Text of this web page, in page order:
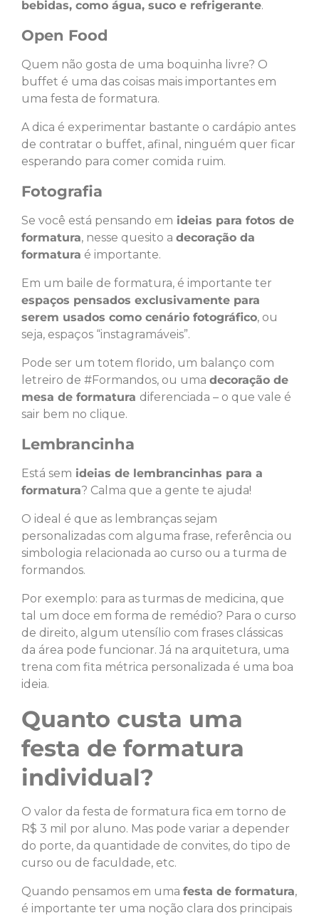
bebidas, como água, suco e refrigerante.
Open Food
Quem não gosta de uma boquinha livre? O
buffet é uma das coisas mais importantes em
uma festa de formatura.
A dica é experimentar bastante o cardápio antes
de contratar o buffet, afinal, ninguém quer ficar
esperando para comer comida ruim.
Fotografia
Se você está pensando em ideias para fotos de
formatura, nesse quesito a decoração da
formatura é importante.
Em um baile de formatura, é importante ter
espaços pensados exclusivamente para
serem usados como cenário fotográfico, ou
seja, espaços “instagramáveis”.
Pode ser um totem florido, um balanço com
letreiro de #Formandos, ou uma decoração de
mesa de formatura diferenciada – o que vale é
sair bem no clique.
Lembrancinha
Está sem ideias de lembrancinhas para a
formatura? Calma que a gente te ajuda!
O ideal é que as lembranças sejam
personalizadas com alguma frase, referência ou
simbologia relacionada ao curso ou a turma de
formandos.
Por exemplo: para as turmas de medicina, que
tal um doce em forma de remédio? Para o curso
de direito, algum utensílio com frases clássicas
da área pode funcionar. Já na arquitetura, uma
trena com fita métrica personalizada é uma boa
ideia.
Quanto custa uma
festa de formatura
individual?
O valor da festa de formatura fica em torno de
R$ 3 mil por aluno. Mas pode variar a depender
do porte, da quantidade de convites, do tipo de
curso ou de faculdade, etc.
Quando pensamos em uma festa de formatura,
é importante ter uma noção clara dos principais